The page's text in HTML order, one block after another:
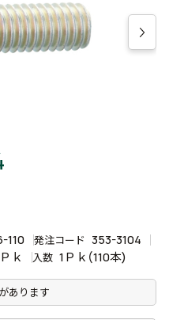
110 発注コード 353-3104
ｋ 入数 1Ｐｋ(110本)
あります